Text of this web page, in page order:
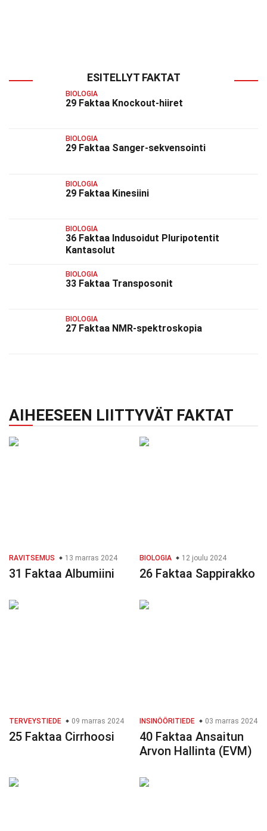
ESITELLYT FAKTAT
BIOLOGIA
29 Faktaa Knockout-hiiret
BIOLOGIA
29 Faktaa Sanger-sekvensointi
BIOLOGIA
29 Faktaa Kinesiini
BIOLOGIA
36 Faktaa Indusoidut Pluripotentit
Kantasolut
BIOLOGIA
33 Faktaa Transposonit
BIOLOGIA
27 Faktaa NMR-spektroskopia
AIHEESEEN LIITTYVÄT FAKTAT
RAVITSEMUS 13 marras 2024
31 Faktaa Albumiini
BIOLOGIA 12 joulu 2024
26 Faktaa Sappirakko
TERVEYSTIEDE 09 marras 2024
25 Faktaa Cirrhoosi
INSINÖÖRITIEDE 03 marras 2024
40 Faktaa Ansaitun
Arvon Hallinta (EVM)